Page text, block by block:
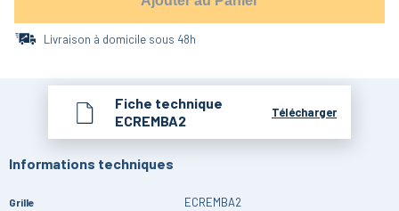
Livraison à domicile sous 48h
Fiche technique
ECREMBA2
Télécharger
Informations techniques
Grille ECREMBA2